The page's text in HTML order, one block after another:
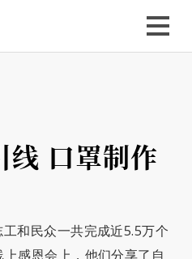
线 口罩制作
和民众一共完成近5.5万个
感恩会上，他们分享了自